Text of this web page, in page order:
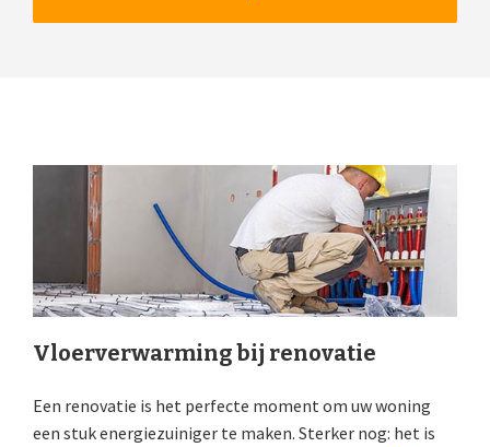
Vloerverwarming bij renovatie
Een renovatie is het perfecte moment om uw woning
een stuk energiezuiniger te maken. Sterker nog: het is